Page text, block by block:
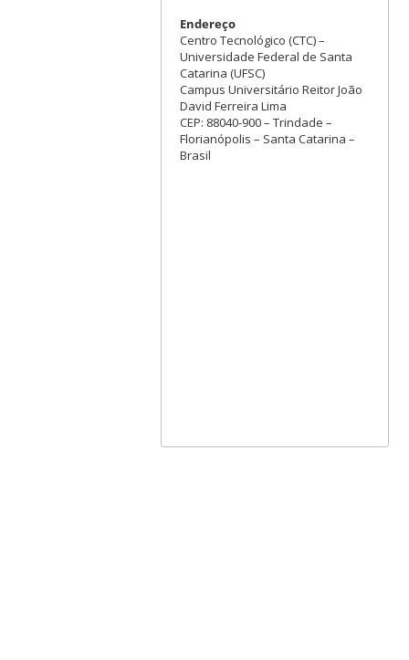
Endereço
Centro Tecnológico (CTC) –
Universidade Federal de Santa
Catarina (UFSC)
Campus Universitário Reitor João
David Ferreira Lima
CEP: 88040-900 – Trindade –
Florianópolis – Santa Catarina –
Brasil